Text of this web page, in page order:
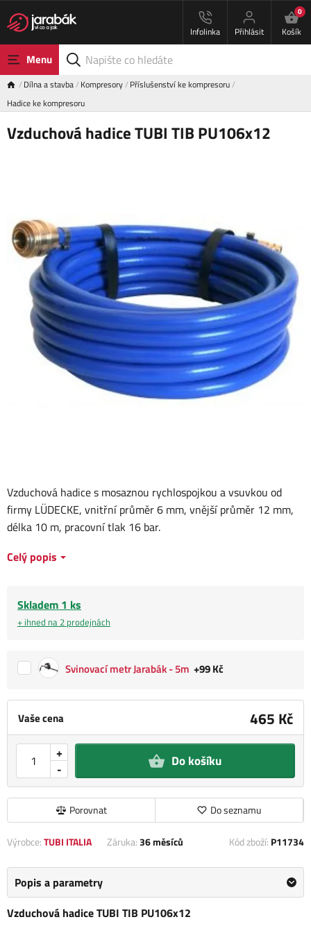
Infolinka Přihlásit
0
Košík
Menu
Dílna a stavba Kompresory Příslušenství ke kompresoru
Hadice ke kompresoru
Vzduchová hadice TUBI TIB PU106x12
Vaše cena 465 Kč
-
+ Do košíku
Porovnat Do seznamu
Vzduchová hadice s mosaznou rychlospojkou a vsuvkou od
firmy LÜDECKE, vnitřní průměr 6 mm, vnější průměr 12 mm,
délka 10 m, pracovní tlak 16 bar.
Celý popis
Skladem 1 ks
+ ihned na 2 prodejnách
Svinovací metr Jarabák - 5m +99 Kč
Výrobce:TUBI ITALIA Záruka:36 měsíců Kód zboží: P11734
Popis a parametry
Vzduchová hadice TUBI TIB PU106x12